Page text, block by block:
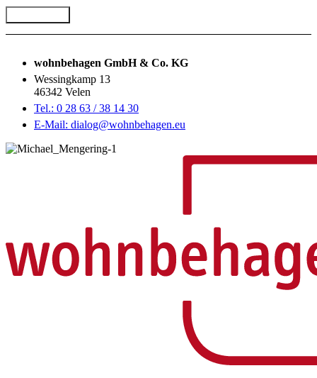
wohnbehagen GmbH & Co. KG
Wessingkamp 13
46342 Velen
Tel.: 0 28 63 / 38 14 30
E-Mail: dialog@wohnbehagen.eu